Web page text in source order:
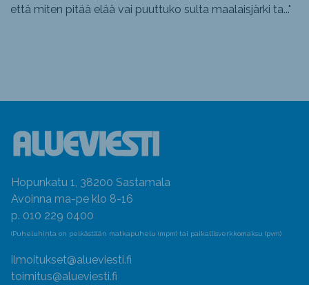
että miten pitää elää vai puuttuko sulta maalaisjärki ta..."
Hopunkatu 1, 38200 Sastamala
Avoinna ma-pe klo 8-16
p. 010 229 0400
(Puheluhinta on pelkästään matkapuhelu (mpm) tai paikallisverkkomaksu (pvm)
ilmoitukset@alueviesti.fi
toimitus@alueviesti.fi